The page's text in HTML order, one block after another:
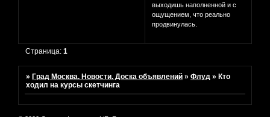
выходишь наполненной и с
ощущением, что реально
продвинулась.
Страница:1
»Град Москва. Новости. Доска объявлений »Флуд »Кто
ходил на курсы скетчинга